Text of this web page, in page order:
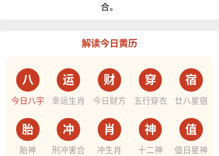
合。
解读今日黄历
八
今日八字
运
幸运生肖
财
今日财方
穿
五行穿衣
宿
廿八星宿
胎
胎神
冲
刑冲害合
肖
冲生肖
神
十二神
值
值日星神